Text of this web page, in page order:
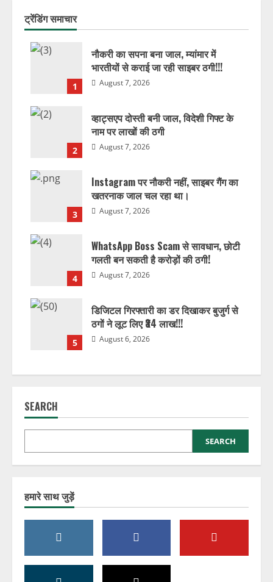
ट्रेंडिंग समाचार
1
नौकरी का सपना बना जाल, म्यांमार में
भारतीयों से कराई जा रही साइबर ठगी!!!
August 7, 2026
2
व्हाट्सएप दोस्ती बनी जाल, विदेशी गिफ्ट के
नाम पर लाखों की ठगी
August 7, 2026
3
Instagram पर नौकरी नहीं, साइबर गैंग का
खतरनाक जाल चल रहा था।
August 7, 2026
4
WhatsApp Boss Scam से सावधान, छोटी
गलती बन सकती है करोड़ों की ठगी!
August 7, 2026
5
डिजिटल गिरफ्तारी का डर दिखाकर बुजुर्ग से
ठगों ने लूट लिए ₹34 लाख!!!
August 6, 2026
SEARCH
SEARCH
हमारे साथ जुड़ें